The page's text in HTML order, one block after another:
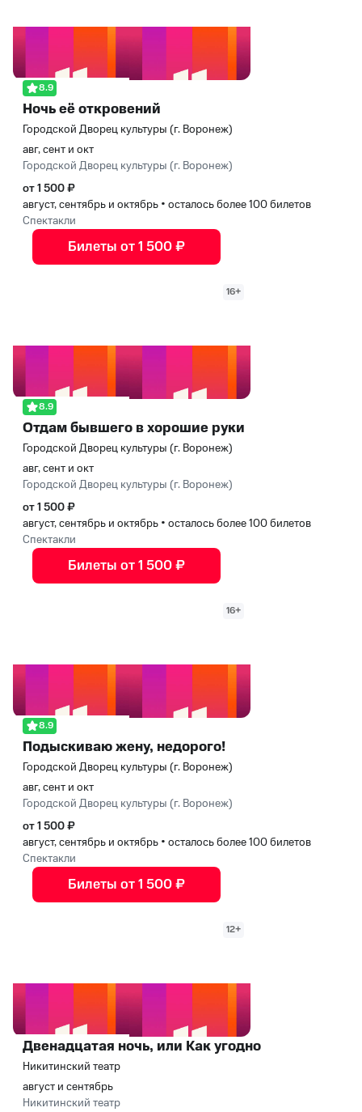
8.9
Ночь её откровений
Городской Дворец культуры (г. Воронеж)
авг, сент и окт
Городской Дворец культуры (г. Воронеж)
от 1 500 ₽
август, сентябрь и октябрь • осталось более 100 билетов
Спектакли
Билеты от 1 500 ₽
16+
8.9
Отдам бывшего в хорошие руки
Городской Дворец культуры (г. Воронеж)
авг, сент и окт
Городской Дворец культуры (г. Воронеж)
от 1 500 ₽
август, сентябрь и октябрь • осталось более 100 билетов
Спектакли
Билеты от 1 500 ₽
16+
8.9
Подыскиваю жену, недорого!
Городской Дворец культуры (г. Воронеж)
авг, сент и окт
Городской Дворец культуры (г. Воронеж)
от 1 500 ₽
август, сентябрь и октябрь • осталось более 100 билетов
Спектакли
Билеты от 1 500 ₽
12+
Двенадцатая ночь, или Как угодно
Никитинский театр
август и сентябрь
Никитинский театр